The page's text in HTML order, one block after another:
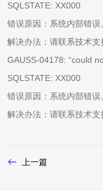
SQLSTATE: XX000
错误原因：系统内部错误
解决办法：请联系技术支
GAUSS-04178: “could
SQLSTATE: XX000
错误原因：系统内部错误
解决办法：请联系技术支
上一篇